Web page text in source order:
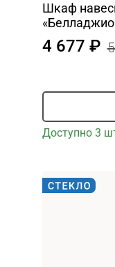
Шкаф
4 677
Доступно 3